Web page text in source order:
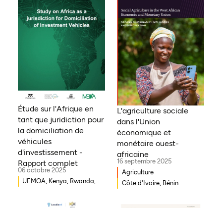
Étude sur l'Afrique en
tant que juridiction pour
la domiciliation de
véhicules
d'investissement -
Rapport complet
06 octobre 2025
UEMOA, Kenya, Rwanda,
Bissau, Djibouti,
L'agriculture sociale
dans l'Union
économique et
monétaire ouest-
africaine
16 septembre 2025
Agriculture
Côte d'Ivoire, Bénin